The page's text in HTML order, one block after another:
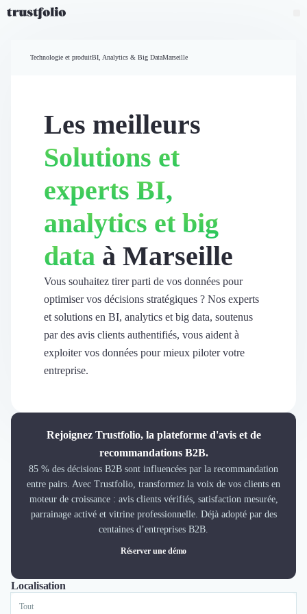
Widgets d'avis
Partage d’avis multicanal
Vidéo de témoignage
Vitrine & média
Suivi du ROI
Voir tous nos avis clients
Découvrir le média
Connexion
Cabinet de Recrutement
Marque Employeur
Conseil en Management et Organisation
Responsabilité Sociétale des Entreprises (RSE)
Marketplace de freelance
Coaching
Accueil
Technologie et produitBI, Analytics & Big DataMarseille
Les meilleurs
Solutions et
experts BI,
analytics et big
data à Marseille
Vous souhaitez tirer parti de vos données pour
optimiser vos décisions stratégiques ? Nos experts
et solutions en BI, analytics et big data, soutenus
par des avis clients authentifiés, vous aident à
exploiter vos données pour mieux piloter votre
entreprise.
Rejoignez Trustfolio, la plateforme d'avis et de
recommandations B2B.
85 % des décisions B2B sont influencées par la recommandation
entre pairs. Avec Trustfolio, transformez la voix de vos clients en
moteur de croissance : avis clients vérifiés, satisfaction mesurée,
parrainage activé et vitrine professionnelle. Déjà adopté par des
centaines d’entreprises B2B.
Réserver une démo
Localisation
ToutLyonParis